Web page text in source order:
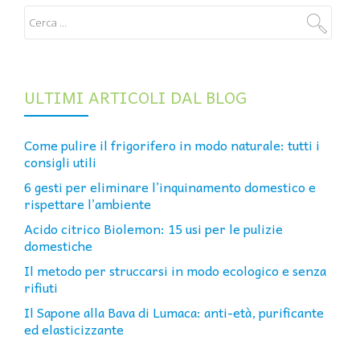
ULTIMI ARTICOLI DAL BLOG
Come pulire il frigorifero in modo naturale: tutti i
consigli utili
6 gesti per eliminare l’inquinamento domestico e
rispettare l’ambiente
Acido citrico Biolemon: 15 usi per le pulizie
domestiche
Il metodo per struccarsi in modo ecologico e senza
rifiuti
Il Sapone alla Bava di Lumaca: anti-età, purificante
ed elasticizzante